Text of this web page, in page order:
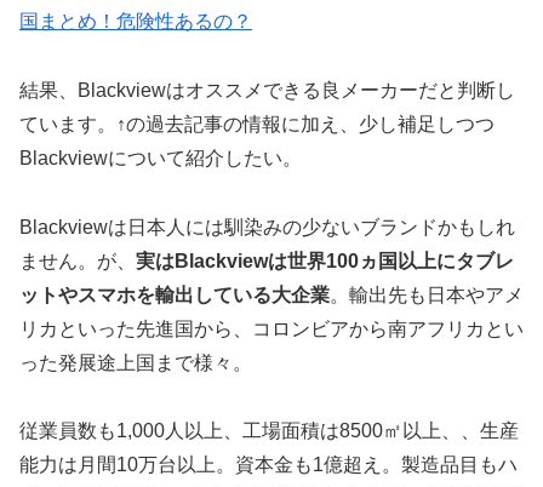
国まとめ！危険性あるの？
結果、Blackviewはオススメできる良メーカーだと判断し
ています。↑の過去記事の情報に加え、少し補足しつつ
Blackviewについて紹介したい。
Blackviewは日本人には馴染みの少ないブランドかもしれ
ません。が、 実はBlackviewは世界100ヵ国以上にタブレ
ットやスマホを輸出している大企業。輸出先も日本やアメ
リカといった先進国から、コロンビアから南アフリカとい
った発展途上国まで様々。
従業員数も1,000人以上、工場面積は8500㎡以上、、生産
能力は月間10万台以上。資本金も1億超え。製造品目もハ